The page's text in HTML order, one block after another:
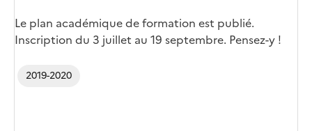
Le plan académique de formation est publié.
Inscription du 3 juillet au 19 septembre. Pensez-y !
2019-2020